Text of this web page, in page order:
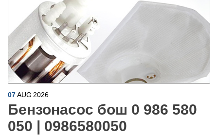
07AUG 2026
Бензонасос бош 0 986 580
050 | 0986580050